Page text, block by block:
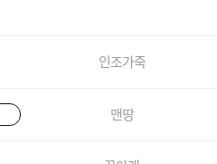
인조가죽
맨땅